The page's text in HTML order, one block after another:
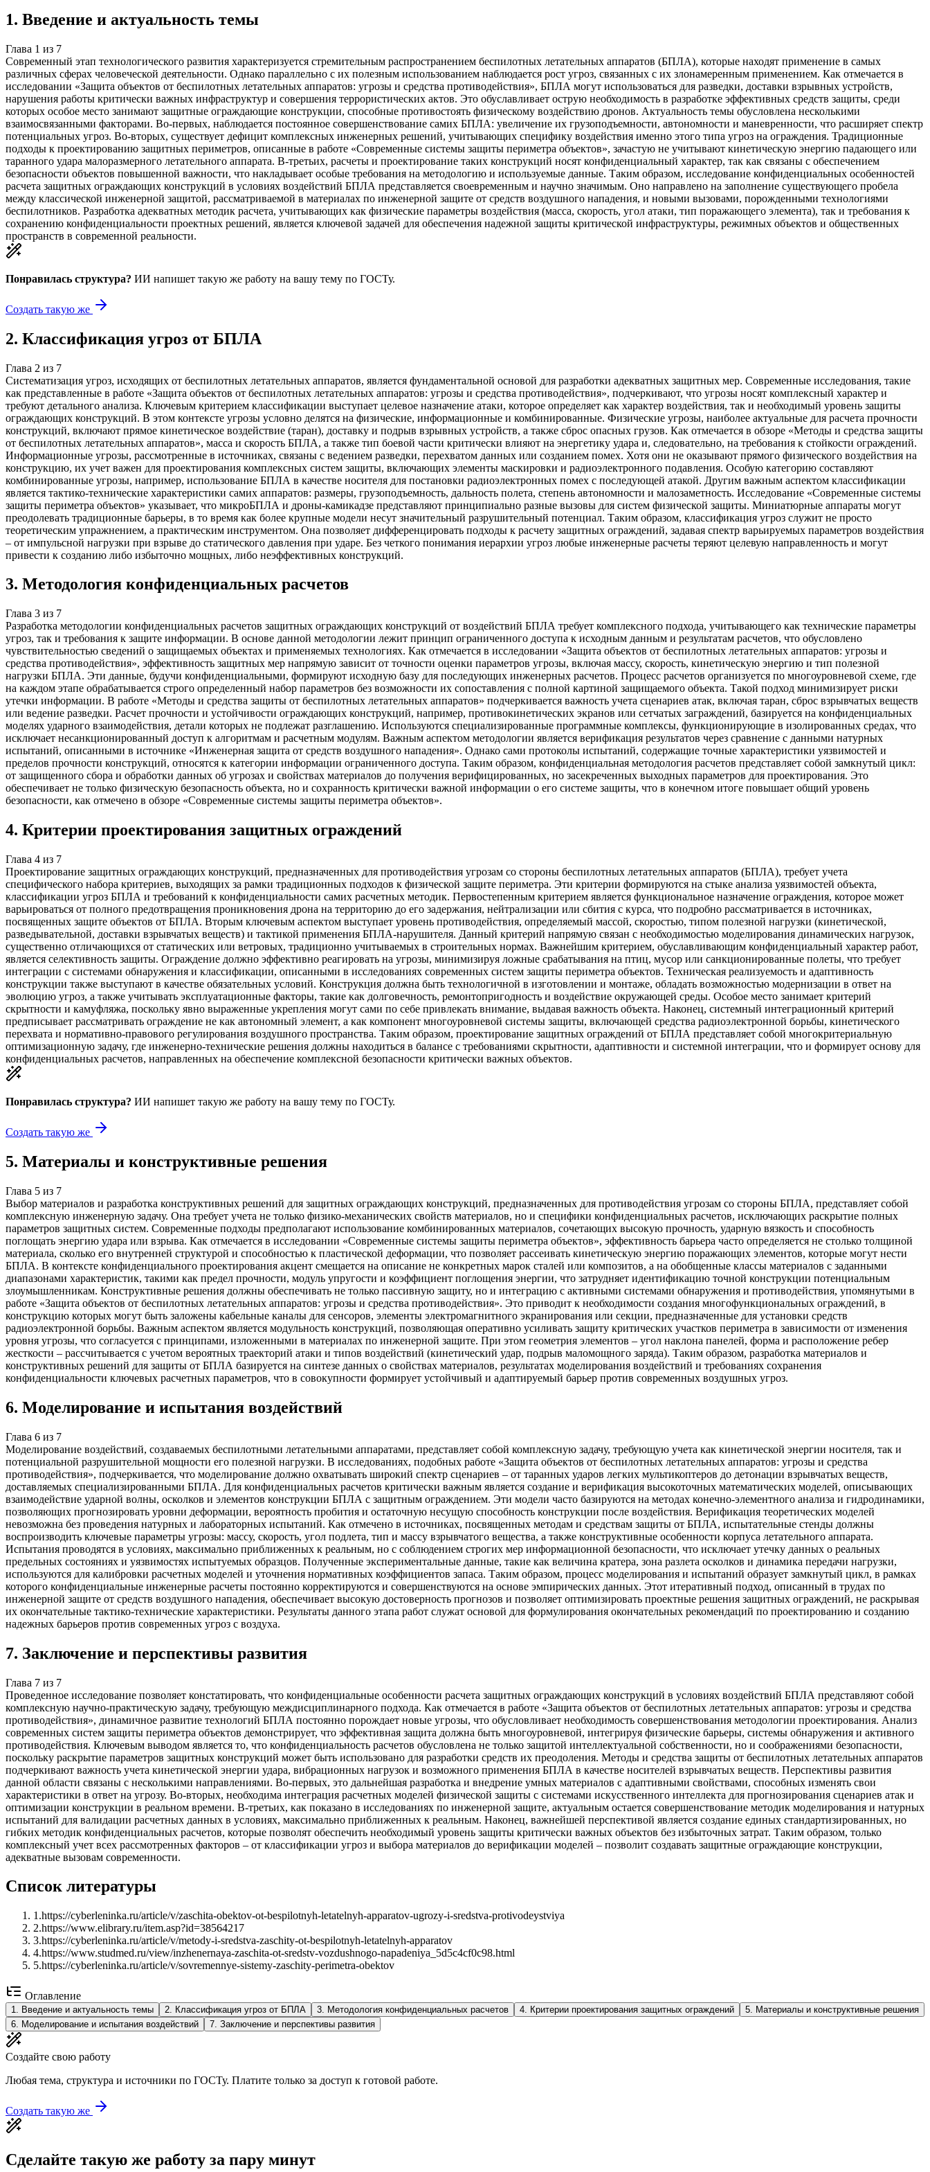
1. Введение и актуальность темы
Глава 1 из 7
Современный этап технологического развития характеризуется стремительным распространением беспилотных летательных аппаратов (БПЛА), которые находят применение в самых
различных сферах человеческой деятельности. Однако параллельно с их полезным использованием наблюдается рост угроз, связанных с их злонамеренным применением. Как отмечается в
исследовании «Защита объектов от беспилотных летательных аппаратов: угрозы и средства противодействия», БПЛА могут использоваться для разведки, доставки взрывных устройств,
нарушения работы критически важных инфраструктур и совершения террористических актов. Это обуславливает острую необходимость в разработке эффективных средств защиты, среди
которых особое место занимают защитные ограждающие конструкции, способные противостоять физическому воздействию дронов. Актуальность темы обусловлена несколькими
взаимосвязанными факторами. Во-первых, наблюдается постоянное совершенствование самих БПЛА: увеличение их грузоподъемности, автономности и маневренности, что расширяет спектр
потенциальных угроз. Во-вторых, существует дефицит комплексных инженерных решений, учитывающих специфику воздействия именно этого типа угроз на ограждения. Традиционные
подходы к проектированию защитных периметров, описанные в работе «Современные системы защиты периметра объектов», зачастую не учитывают кинетическую энергию падающего или
таранного удара малоразмерного летательного аппарата. В-третьих, расчеты и проектирование таких конструкций носят конфиденциальный характер, так как связаны с обеспечением
безопасности объектов повышенной важности, что накладывает особые требования на методологию и используемые данные. Таким образом, исследование конфиденциальных особенностей
расчета защитных ограждающих конструкций в условиях воздействий БПЛА представляется своевременным и научно значимым. Оно направлено на заполнение существующего пробела
между классической инженерной защитой, рассматриваемой в материалах по инженерной защите от средств воздушного нападения, и новыми вызовами, порожденными технологиями
беспилотников. Разработка адекватных методик расчета, учитывающих как физические параметры воздействия (масса, скорость, угол атаки, тип поражающего элемента), так и требования к
сохранению конфиденциальности проектных решений, является ключевой задачей для обеспечения надежной защиты критической инфраструктуры, режимных объектов и общественных
пространств в современной реальности.
Понравилась структура? ИИ напишет такую же работу на вашу тему по ГОСТу.
Создать такую же
2. Классификация угроз от БПЛА
Глава 2 из 7
Систематизация угроз, исходящих от беспилотных летательных аппаратов, является фундаментальной основой для разработки адекватных защитных мер. Современные исследования, такие
как представленные в работе «Защита объектов от беспилотных летательных аппаратов: угрозы и средства противодействия», подчеркивают, что угрозы носят комплексный характер и
требуют детального анализа. Ключевым критерием классификации выступает целевое назначение атаки, которое определяет как характер воздействия, так и необходимый уровень защиты
ограждающих конструкций. В этом контексте угрозы условно делятся на физические, информационные и комбинированные. Физические угрозы, наиболее актуальные для расчета прочности
конструкций, включают прямое кинетическое воздействие (таран), доставку и подрыв взрывных устройств, а также сброс опасных грузов. Как отмечается в обзоре «Методы и средства защиты
от беспилотных летательных аппаратов», масса и скорость БПЛА, а также тип боевой части критически влияют на энергетику удара и, следовательно, на требования к стойкости ограждений.
Информационные угрозы, рассмотренные в источниках, связаны с ведением разведки, перехватом данных или созданием помех. Хотя они не оказывают прямого физического воздействия на
конструкцию, их учет важен для проектирования комплексных систем защиты, включающих элементы маскировки и радиоэлектронного подавления. Особую категорию составляют
комбинированные угрозы, например, использование БПЛА в качестве носителя для постановки радиоэлектронных помех с последующей атакой. Другим важным аспектом классификации
является тактико-технические характеристики самих аппаратов: размеры, грузоподъемность, дальность полета, степень автономности и малозаметность. Исследование «Современные системы
защиты периметра объектов» указывает, что микроБПЛА и дроны-камикадзе представляют принципиально разные вызовы для систем физической защиты. Миниатюрные аппараты могут
преодолевать традиционные барьеры, в то время как более крупные модели несут значительный разрушительный потенциал. Таким образом, классификация угроз служит не просто
теоретическим упражнением, а практическим инструментом. Она позволяет дифференцировать подходы к расчету защитных ограждений, задавая спектр варьируемых параметров воздействия
– от импульсной нагрузки при взрыве до статического давления при ударе. Без четкого понимания иерархии угроз любые инженерные расчеты теряют целевую направленность и могут
привести к созданию либо избыточно мощных, либо неэффективных конструкций.
3. Методология конфиденциальных расчетов
Глава 3 из 7
Разработка методологии конфиденциальных расчетов защитных ограждающих конструкций от воздействий БПЛА требует комплексного подхода, учитывающего как технические параметры
угроз, так и требования к защите информации. В основе данной методологии лежит принцип ограниченного доступа к исходным данным и результатам расчетов, что обусловлено
чувствительностью сведений о защищаемых объектах и применяемых технологиях. Как отмечается в исследовании «Защита объектов от беспилотных летательных аппаратов: угрозы и
средства противодействия», эффективность защитных мер напрямую зависит от точности оценки параметров угрозы, включая массу, скорость, кинетическую энергию и тип полезной
нагрузки БПЛА. Эти данные, будучи конфиденциальными, формируют исходную базу для последующих инженерных расчетов. Процесс расчетов организуется по многоуровневой схеме, где
на каждом этапе обрабатывается строго определенный набор параметров без возможности их сопоставления с полной картиной защищаемого объекта. Такой подход минимизирует риски
утечки информации. В работе «Методы и средства защиты от беспилотных летательных аппаратов» подчеркивается важность учета сценариев атак, включая таран, сброс взрывчатых веществ
или ведение разведки. Расчет прочности и устойчивости ограждающих конструкций, например, противокинетических экранов или сетчатых заграждений, базируется на конфиденциальных
моделях ударного взаимодействия, детали которых не подлежат разглашению. Используются специализированные программные комплексы, функционирующие в изолированных средах, что
исключает несанкционированный доступ к алгоритмам и расчетным модулям. Важным аспектом методологии является верификация результатов через сравнение с данными натурных
испытаний, описанными в источнике «Инженерная защита от средств воздушного нападения». Однако сами протоколы испытаний, содержащие точные характеристики уязвимостей и
пределов прочности конструкций, относятся к категории информации ограниченного доступа. Таким образом, конфиденциальная методология расчетов представляет собой замкнутый цикл:
от защищенного сбора и обработки данных об угрозах и свойствах материалов до получения верифицированных, но засекреченных выходных параметров для проектирования. Это
обеспечивает не только физическую безопасность объекта, но и сохранность критически важной информации о его системе защиты, что в конечном итоге повышает общий уровень
безопасности, как отмечено в обзоре «Современные системы защиты периметра объектов».
4. Критерии проектирования защитных ограждений
Глава 4 из 7
Проектирование защитных ограждающих конструкций, предназначенных для противодействия угрозам со стороны беспилотных летательных аппаратов (БПЛА), требует учета
специфического набора критериев, выходящих за рамки традиционных подходов к физической защите периметра. Эти критерии формируются на стыке анализа уязвимостей объекта,
классификации угроз БПЛА и требований к конфиденциальности самих расчетных методик. Первостепенным критерием является функциональное назначение ограждения, которое может
варьироваться от полного предотвращения проникновения дрона на территорию до его задержания, нейтрализации или сбития с курса, что подробно рассматривается в источниках,
посвященных защите объектов от БПЛА. Вторым ключевым аспектом выступает уровень противодействия, определяемый массой, скоростью, типом полезной нагрузки (кинетической,
разведывательной, доставки взрывчатых веществ) и тактикой применения БПЛА-нарушителя. Данный критерий напрямую связан с необходимостью моделирования динамических нагрузок,
существенно отличающихся от статических или ветровых, традиционно учитываемых в строительных нормах. Важнейшим критерием, обуславливающим конфиденциальный характер работ,
является селективность защиты. Ограждение должно эффективно реагировать на угрозы, минимизируя ложные срабатывания на птиц, мусор или санкционированные полеты, что требует
интеграции с системами обнаружения и классификации, описанными в исследованиях современных систем защиты периметра объектов. Техническая реализуемость и адаптивность
конструкции также выступают в качестве обязательных условий. Конструкция должна быть технологичной в изготовлении и монтаже, обладать возможностью модернизации в ответ на
эволюцию угроз, а также учитывать эксплуатационные факторы, такие как долговечность, ремонтопригодность и воздействие окружающей среды. Особое место занимает критерий
скрытности и камуфляжа, поскольку явно выраженные укрепления могут сами по себе привлекать внимание, выдавая важность объекта. Наконец, системный интеграционный критерий
предписывает рассматривать ограждение не как автономный элемент, а как компонент многоуровневой системы защиты, включающей средства радиоэлектронной борьбы, кинетического
перехвата и нормативно-правового регулирования воздушного пространства. Таким образом, проектирование защитных ограждений от БПЛА представляет собой многокритериальную
оптимизационную задачу, где инженерно-технические решения должны находиться в балансе с требованиями скрытности, адаптивности и системной интеграции, что и формирует основу для
конфиденциальных расчетов, направленных на обеспечение комплексной безопасности критически важных объектов.
Понравилась структура? ИИ напишет такую же работу на вашу тему по ГОСТу.
Создать такую же
5. Материалы и конструктивные решения
Глава 5 из 7
Выбор материалов и разработка конструктивных решений для защитных ограждающих конструкций, предназначенных для противодействия угрозам со стороны БПЛА, представляет собой
комплексную инженерную задачу. Она требует учета не только физико-механических свойств материалов, но и специфики конфиденциальных расчетов, исключающих раскрытие полных
параметров защитных систем. Современные подходы предполагают использование комбинированных материалов, сочетающих высокую прочность, ударную вязкость и способность
поглощать энергию удара или взрыва. Как отмечается в исследовании «Современные системы защиты периметра объектов», эффективность барьера часто определяется не столько толщиной
материала, сколько его внутренней структурой и способностью к пластической деформации, что позволяет рассеивать кинетическую энергию поражающих элементов, которые могут нести
БПЛА. В контексте конфиденциального проектирования акцент смещается на описание не конкретных марок сталей или композитов, а на обобщенные классы материалов с заданными
диапазонами характеристик, такими как предел прочности, модуль упругости и коэффициент поглощения энергии, что затрудняет идентификацию точной конструкции потенциальным
злоумышленникам. Конструктивные решения должны обеспечивать не только пассивную защиту, но и интеграцию с активными системами обнаружения и противодействия, упомянутыми в
работе «Защита объектов от беспилотных летательных аппаратов: угрозы и средства противодействия». Это приводит к необходимости создания многофункциональных ограждений, в
конструкцию которых могут быть заложены кабельные каналы для сенсоров, элементы электромагнитного экранирования или секции, предназначенные для установки средств
радиоэлектронной борьбы. Важным аспектом является модульность конструкций, позволяющая оперативно усиливать защиту критических участков периметра в зависимости от изменения
уровня угрозы, что согласуется с принципами, изложенными в материалах по инженерной защите. При этом геометрия элементов – угол наклона панелей, форма и расположение ребер
жесткости – рассчитывается с учетом вероятных траекторий атаки и типов воздействий (кинетический удар, подрыв маломощного заряда). Таким образом, разработка материалов и
конструктивных решений для защиты от БПЛА базируется на синтезе данных о свойствах материалов, результатах моделирования воздействий и требованиях сохранения
конфиденциальности ключевых расчетных параметров, что в совокупности формирует устойчивый и адаптируемый барьер против современных воздушных угроз.
6. Моделирование и испытания воздействий
Глава 6 из 7
Моделирование воздействий, создаваемых беспилотными летательными аппаратами, представляет собой комплексную задачу, требующую учета как кинетической энергии носителя, так и
потенциальной разрушительной мощности его полезной нагрузки. В исследованиях, подобных работе «Защита объектов от беспилотных летательных аппаратов: угрозы и средства
противодействия», подчеркивается, что моделирование должно охватывать широкий спектр сценариев – от таранных ударов легких мультикоптеров до детонации взрывчатых веществ,
доставляемых специализированными БПЛА. Для конфиденциальных расчетов критически важным является создание и верификация высокоточных математических моделей, описывающих
взаимодействие ударной волны, осколков и элементов конструкции БПЛА с защитным ограждением. Эти модели часто базируются на методах конечно-элементного анализа и гидродинамики,
позволяющих прогнозировать уровни деформации, вероятность пробития и остаточную несущую способность конструкции после воздействия. Верификация теоретических моделей
невозможна без проведения натурных и лабораторных испытаний. Как отмечено в источниках, посвященных методам и средствам защиты от БПЛА, испытательные стенды должны
воспроизводить ключевые параметры угрозы: массу, скорость, угол подлета, тип и массу взрывчатого вещества, а также конструктивные особенности корпуса летательного аппарата.
Испытания проводятся в условиях, максимально приближенных к реальным, но с соблюдением строгих мер информационной безопасности, что исключает утечку данных о реальных
предельных состояниях и уязвимостях испытуемых образцов. Полученные экспериментальные данные, такие как величина кратера, зона разлета осколков и динамика передачи нагрузки,
используются для калибровки расчетных моделей и уточнения нормативных коэффициентов запаса. Таким образом, процесс моделирования и испытаний образует замкнутый цикл, в рамках
которого конфиденциальные инженерные расчеты постоянно корректируются и совершенствуются на основе эмпирических данных. Этот итеративный подход, описанный в трудах по
инженерной защите от средств воздушного нападения, обеспечивает высокую достоверность прогнозов и позволяет оптимизировать проектные решения защитных ограждений, не раскрывая
их окончательные тактико-технические характеристики. Результаты данного этапа работ служат основой для формулирования окончательных рекомендаций по проектированию и созданию
надежных барьеров против современных угроз с воздуха.
7. Заключение и перспективы развития
Глава 7 из 7
Проведенное исследование позволяет констатировать, что конфиденциальные особенности расчета защитных ограждающих конструкций в условиях воздействий БПЛА представляют собой
комплексную научно-практическую задачу, требующую междисциплинарного подхода. Как отмечается в работе «Защита объектов от беспилотных летательных аппаратов: угрозы и средства
противодействия», динамичное развитие технологий БПЛА постоянно порождает новые угрозы, что обусловливает необходимость совершенствования методологии проектирования. Анализ
современных систем защиты периметра объектов демонстрирует, что эффективная защита должна быть многоуровневой, интегрируя физические барьеры, системы обнаружения и активного
противодействия. Ключевым выводом является то, что конфиденциальность расчетов обусловлена не только защитой интеллектуальной собственности, но и соображениями безопасности,
поскольку раскрытие параметров защитных конструкций может быть использовано для разработки средств их преодоления. Методы и средства защиты от беспилотных летательных аппаратов
подчеркивают важность учета кинетической энергии удара, вибрационных нагрузок и возможного применения БПЛА в качестве носителей взрывчатых веществ. Перспективы развития
данной области связаны с несколькими направлениями. Во-первых, это дальнейшая разработка и внедрение умных материалов с адаптивными свойствами, способных изменять свои
характеристики в ответ на угрозу. Во-вторых, необходима интеграция расчетных моделей физической защиты с системами искусственного интеллекта для прогнозирования сценариев атак и
оптимизации конструкции в реальном времени. В-третьих, как показано в исследованиях по инженерной защите, актуальным остается совершенствование методик моделирования и натурных
испытаний для валидации расчетных данных в условиях, максимально приближенных к реальным. Наконец, важнейшей перспективой является создание единых стандартизированных, но
гибких методик конфиденциальных расчетов, которые позволят обеспечить необходимый уровень защиты критически важных объектов без избыточных затрат. Таким образом, только
комплексный учет всех рассмотренных факторов – от классификации угроз и выбора материалов до верификации моделей – позволит создавать защитные ограждающие конструкции,
адекватные вызовам современности.
Список литературы
1 .https://cyberleninka.ru/article/v/zaschita-obektov-ot-bespilotnyh-letatelnyh-apparatov-ugrozy-i-sredstva-protivodeystviya
2.https://www.elibrary.ru/item.asp?id=38564217
3.https://cyberleninka.ru/article/v/metody-i-sredstva-zaschity-ot-bespilotnyh-letatelnyh-apparatov
4.https://www.studmed.ru/view/inzhenernaya-zaschita-ot-sredstv-vozdushnogo-napadeniya_5d5c4cf0c98.html
5.https://cyberleninka.ru/article/v/sovremennye-sistemy-zaschity-perimetra-obektov
Оглавление
1. Введение и актуальность темы 2. Классификация угроз от БПЛА 3. Методология конфиденциальных расчетов 4. Критерии проектирования защитных ограждений 5. Материалы и конструктивные решения
6. Моделирование и испытания воздействий 7. Заключение и перспективы развития
Создайте свою работу
Любая тема, структура и источники по ГОСТу. Платите только за доступ к готовой работе.
Создать такую же
Сделайте такую же работу за пару минут